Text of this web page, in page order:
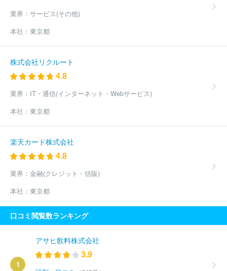
業界： サービス(その他)
本社： 東京都
株式会社リクルート
4.8
業界： IT・通信(インターネット・Webサービス)
本社： 東京都
楽天カード株式会社
4.8
業界： 金融(クレジット・信販)
本社： 東京都
口コミ閲覧数ランキング
1
アサヒ飲料株式会社
3.9